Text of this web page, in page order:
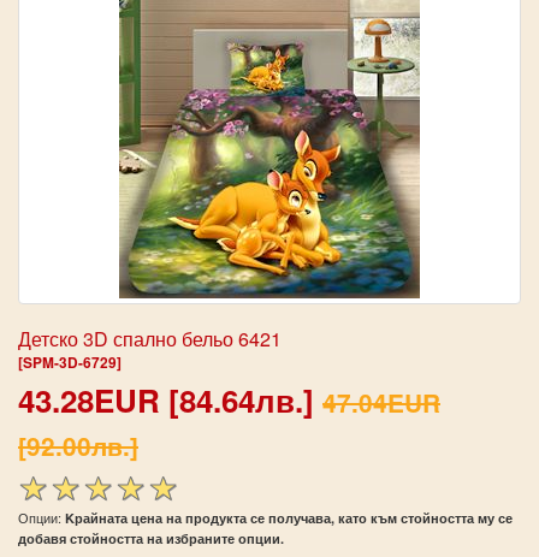
Детско 3D спално бельо 6421
[SPM-3D-6729]
43.28EUR [84.64лв.] 47.04EUR
[92.00лв.]
Опции: Kрайната цена на продукта се получава, като към стойността му се
добавя стойността на избраните опции.